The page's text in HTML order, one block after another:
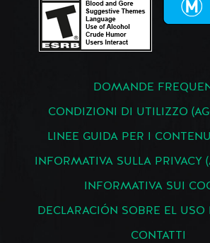
DOMANDE
CONDIZIONI DI UTILIZZO
LINEE GUIDA PER I
INFORMATIVA SULLA PRIVACY
INFORMATIVA SUI
DECLARACIÓN SOBRE EL USO
CONTATTI